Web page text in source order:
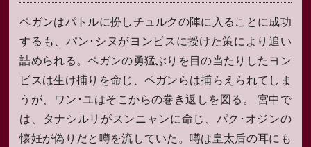
ペガンはパトルに扮しチュルクの陣に入ることに成功
するも、パン･シヌがヨンビスに授けた策により追い
詰められる。ペガンの勇猛ぶりを目の当たりしたヨン
ビスは生け捕りを命じ、ペガンらは捕らえられてしま
うが、ワン･ユはそこからの巻き返しを図る。 宮中で
は、タナシルリがスンニャンに命じ、パク･オジンの
懐妊が偽りだと噂を流していた。噂は皇太后の耳にも